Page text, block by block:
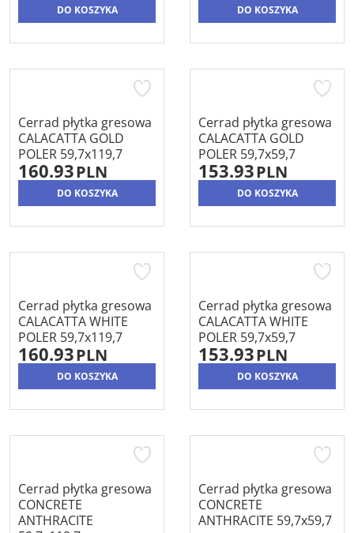
DO KOSZYKA DO KOSZYKA
Cerrad płytka gresowa
CALACATTA GOLD
POLER 59,7x119,7
160.93PLN
DO KOSZYKA
Cerrad płytka gresowa
CALACATTA GOLD
POLER 59,7x59,7
153.93PLN
DO KOSZYKA
Cerrad płytka gresowa
CALACATTA WHITE
POLER 59,7x119,7
160.93PLN
DO KOSZYKA
Cerrad płytka gresowa
CALACATTA WHITE
POLER 59,7x59,7
153.93PLN
DO KOSZYKA
Cerrad płytka gresowa
CONCRETE
ANTHRACITE
Cerrad płytka gresowa
CONCRETE
ANTHRACITE 59,7x59,7